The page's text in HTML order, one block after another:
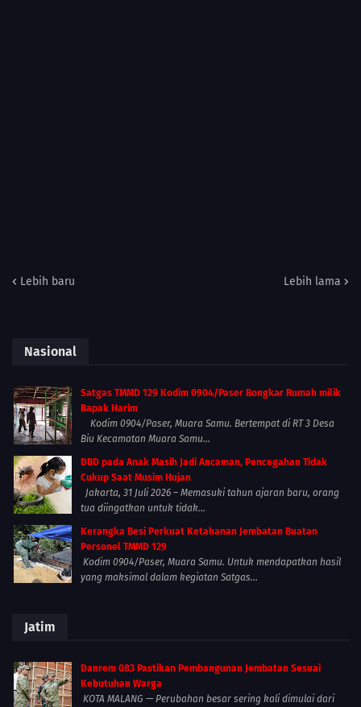
Lebih baru Lebih lama
Nasional
Satgas TMMD 129 Kodim 0904/Paser Bongkar Rumah milik
Bapak Harim
Kodim 0904/Paser, Muara Samu. Bertempat di RT 3 Desa
Biu Kecamatan Muara Samu...
DBD pada Anak Masih Jadi Ancaman, Pencegahan Tidak
Cukup Saat Musim Hujan
Jakarta, 31 Juli 2026 – Memasuki tahun ajaran baru, orang
tua diingatkan untuk tidak...
Kerangka Besi Perkuat Ketahanan Jembatan Buatan
Personel TMMD 129
Kodim 0904/Paser, Muara Samu. Untuk mendapatkan hasil
yang maksimal dalam kegiatan Satgas...
Jatim
Danrem 083 Pastikan Pembangunan Jembatan Sesuai
Kebutuhan Warga
KOTA MALANG — Perubahan besar sering kali dimulai dari